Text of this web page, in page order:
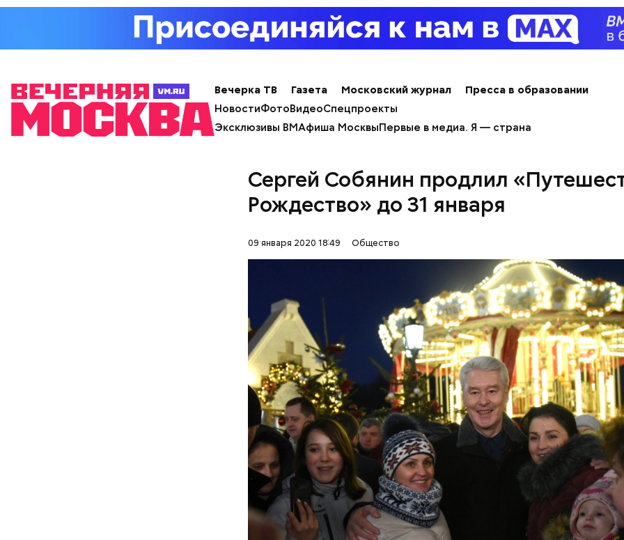
Вечерка ТВ Газета Московский журнал
Пресса в образовании
НовостиФотоВидеоСпецпроекты
Эксклюзивы ВМАфиша МосквыПервые в медиа. Я — страна
Сергей Собянин продлил
Рождество» до 31 января
09 января 2020 18:49 Общество